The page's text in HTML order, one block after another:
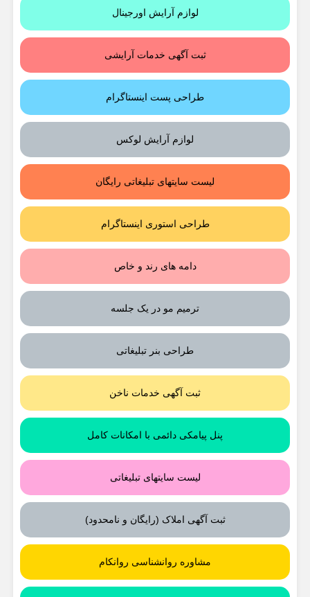
لوازم آرایش اورجینال
ثبت آگهی خدمات آرایشی
طراحی پست اینستاگرام
لوازم آرایش لوکس
لیست سایتهای تبلیغاتی رایگان
طراحی استوری اینستاگرام
دامه های رند و خاص
ترمیم مو در یک جلسه
طراحی بنر تبلیغاتی
ثبت آگهی خدمات ناخن
پنل پیامکی دائمی با امکانات کامل
لیست سایتهای تبلیغاتی
ثبت آگهی املاک (رایگان و نامحدود)
مشاوره روانشناسی روانکام